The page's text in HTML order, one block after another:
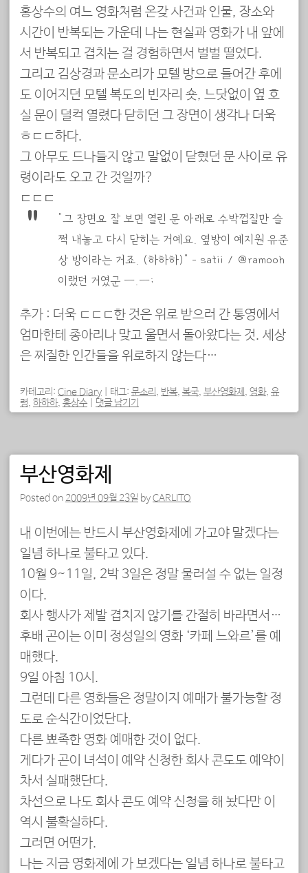
홍상수의 여느 영화처럼 온갖 사건과 인물, 장소와
시간이 반복되는 가운데 나는 현실과 영화가 내 앞에
서 반복되고 겹치는 걸 경험하면서 벌벌 떨었다.
그리고 김상경과 문소리가 모텔 방으로 들어간 후에
도 이어지던 모텔 복도의 빈자리 숏, 느닷없이 옆 호
실 문이 덜컥 열렸다 닫히던 그 장면이 생각나 더욱
ㅎㄷㄷ하다.
그 아무도 드나들지 않고 말없이 닫혔던 문 사이로 유
령이라도 오고 간 것일까?
ㄷㄷㄷ
“그 장면요 잘 보면 열린 문 아래로 수박껍질만 슬
쩍 내놓고 다시 닫히는 거예요. 옆방이 예지원 유준
상 방이라는 거죠. (하하하)” – satii / @ramooh
이랬던 거였군 ㅡ.ㅡ;
추가 : 더욱 ㄷㄷㄷ한 것은 위로 받으러 간 통영에서
엄마한테 종아리나 맞고 울면서 돌아왔다는 것. 세상
은 찌질한 인간들을 위로하지 않는다…
카테고리: Cine Diary 태그: 문소리 , 반복, 복국, 부산영화제 , 영화, 유
령, 하하하, 홍상수 댓글 남기기
부산영화제
Posted on 2009년 09월 23일 byCARLITO
내 이번에는 반드시 부산영화제에 가고야 말겠다는
일념 하나로 불타고 있다.
10월 9~11일, 2박 3일은 정말 물러설 수 없는 일정
이다.
회사 행사가 제발 겹치지 않기를 간절히 바라면서…
후배 곤이는 이미 정성일의 영화 ‘카페 느와르’를 예
매했다.
9일 아침 10시.
그런데 다른 영화들은 정말이지 예매가 불가능할 정
도로 순식간이었단다.
다른 뾰족한 영화 예매한 것이 없다.
게다가 곤이 녀석이 예약 신청한 회사 콘도도 예약이
차서 실패했단다.
차선으로 나도 회사 콘도 예약 신청을 해 놨다만 이
역시 불확실하다.
그러면 어떤가.
나는 지금 영화제에 가 보겠다는 일념 하나로 불타고